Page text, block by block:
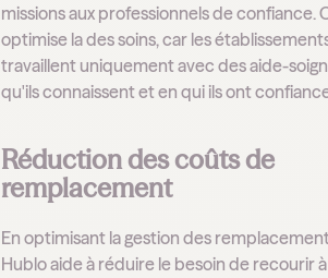
missions aux professionnels de confiance.
optimise la des soins, car les
travaillent uniquement avec des aide-
qu'ils connaissent et en qui ils ont
Réduction des coûts de
remplacement
En optimisant la gestion des
Hublo aide à réduire le besoin de recourir